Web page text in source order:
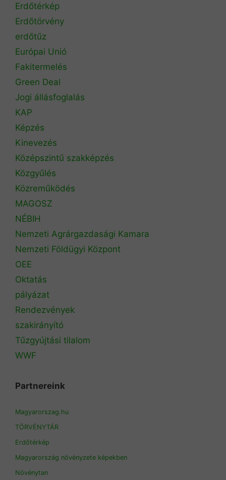
Erdőtérkép
Erdőtörvény
erdőtűz
Európai Unió
Fakitermelés
Green Deal
Jogi állásfoglalás
KAP
Képzés
Kinevezés
Középszintű szakképzés
Közgyűlés
Közreműködés
MAGOSZ
NÉBIH
Nemzeti Agrárgazdasági Kamara
Nemzeti Földügyi Központ
OEE
Oktatás
pályázat
Rendezvények
szakirányító
Tűzgyújtási tilalom
WWF
Partnereink
Magyarorszag.hu
TÖRVÉNYTÁR
Erdőtérkép
Magyarország növényzete képekben
Növénytan